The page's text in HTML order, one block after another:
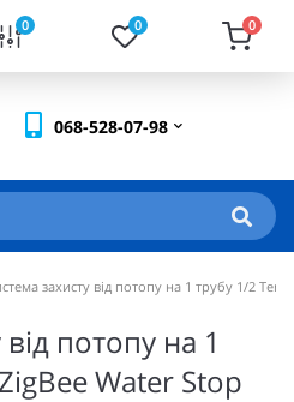
0 0 0
068-528-07-98
захисту від потопу на 1 трубу 1/2
потопу на 1
Water Stop